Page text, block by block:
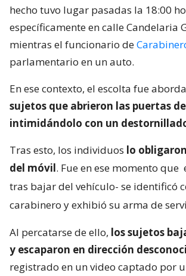
hecho tuvo lugar pasadas la 18:00
específicamente en calle Candelaria
mientras el funcionario de
parlamentario en un auto.
En ese contexto, el escolta fue
sujetos que abrieron las puertas
intimidándolo con un
Tras esto, los individuos lo
del móvil. Fue en ese momento que
tras bajar del vehículo- se identificó
carabinero y exhibió su arma de
Al percatarse de ello, los sujetos
y escaparon en dirección
registrado en un video captado por